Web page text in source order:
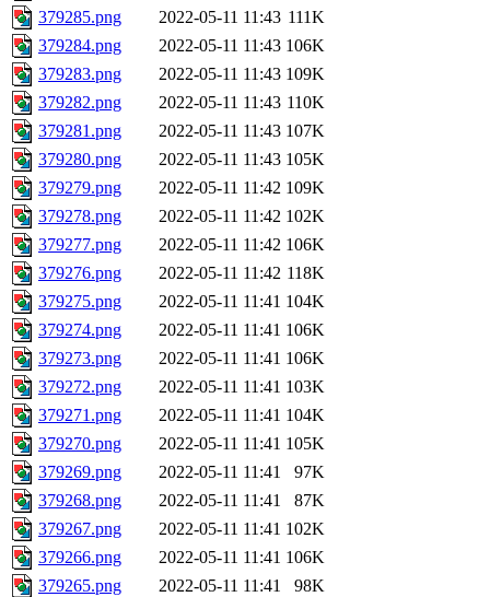
379285.png
2022-05-11 11:43 111K
379284.png
2022-05-11 11:43 106K
379283.png
2022-05-11 11:43 109K
379282.png
2022-05-11 11:43 110K
379281.png
2022-05-11 11:43 107K
379280.png
2022-05-11 11:43 105K
379279.png
2022-05-11 11:42 109K
379278.png
2022-05-11 11:42 102K
379277.png
2022-05-11 11:42 106K
379276.png
2022-05-11 11:42 118K
379275.png
2022-05-11 11:41 104K
379274.png
2022-05-11 11:41 106K
379273.png
2022-05-11 11:41 106K
379272.png
2022-05-11 11:41 103K
379271.png
2022-05-11 11:41 104K
379270.png
2022-05-11 11:41 105K
379269.png
2022-05-11 11:41
97K
379268.png
2022-05-11 11:41
87K
379267.png
2022-05-11 11:41 102K
379266.png
2022-05-11 11:41 106K
379265.png
2022-05-11 11:41
98K